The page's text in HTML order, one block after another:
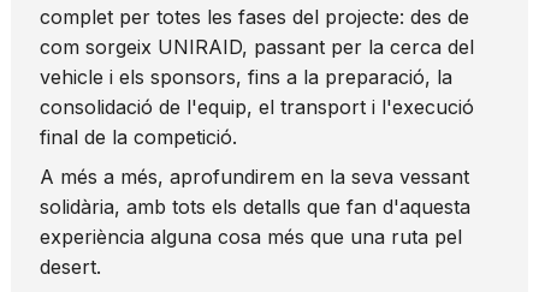
complet per totes les fases del projecte: des de
com sorgeix UNIRAID, passant per la cerca del
vehicle i els sponsors, fins a la preparació, la
consolidació de l'equip, el transport i l'execució
final de la competició.
A més a més, aprofundirem en la seva vessant
solidària, amb tots els detalls que fan d'aquesta
experiència alguna cosa més que una ruta pel
desert.